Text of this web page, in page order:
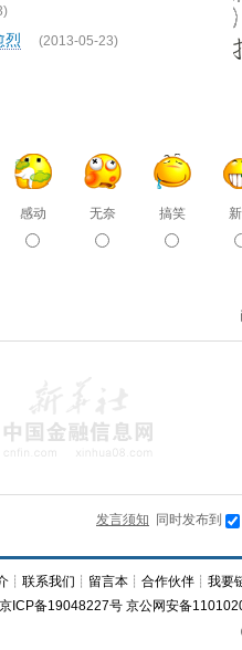
烈 (2013-05-23)
感动 无奈 搞笑
发言须知 同时发布到
┊ 联系我们 ┊ 留言本┊ 合作伙伴┊ 我要
ICP备19048227号 京公网安备